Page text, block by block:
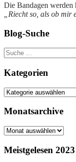
Die Bandagen werden
„Riecht so, als ob
Blog-Suche
Suche
nach:
Kategorien
Kategorien
Monatsarchive
Monatsarchive
Meistgelesen 2023